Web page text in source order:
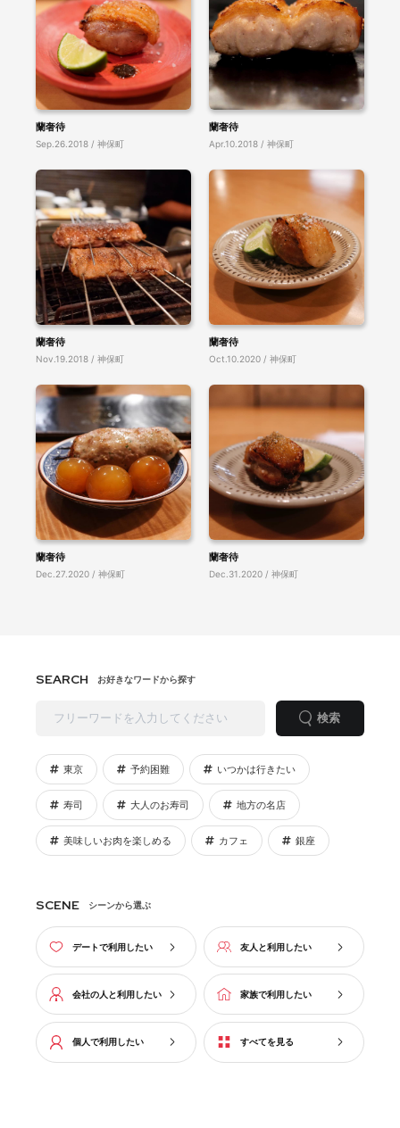
蘭奢待
Sep.26.2018 / 神保町
蘭奢待
Apr.10.2018 / 神保町
蘭奢待
Nov.19.2018 / 神保町
蘭奢待
Oct.10.2020 / 神保町
蘭奢待
Dec.27.2020 / 神保町
蘭奢待
Dec.31.2020 / 神保町
SEARCH お好きなワードから探す
検索
東京 予約困難 いつかは行きたい
寿司 大人のお寿司 地方の名店
美味しいお肉を楽しめる カフェ 銀座
SCENE シーンから選ぶ
デートで利用したい 友人と利用したい
会社の人と利用したい 家族で利用したい
個人で利用したい すべてを見る